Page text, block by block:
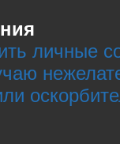
личные